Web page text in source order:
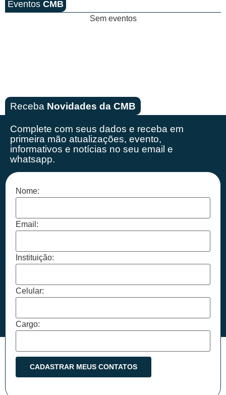
Eventos CMB
Sem eventos
Receba Novidades da CMB
Complete com seus dados e receba em
primeira mão atualizações, evento,
informativos e notícias no seu email e
whatsapp.
Nome:
Email:
Instituição:
Celular:
Cargo: